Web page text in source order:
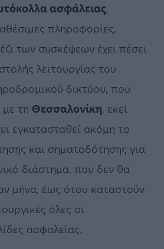
ασφάλειας.
πληροφορίες,
των συσκέψεων έχει πέσει
λειτουργίας του
δικτύου, που
τη Θεσσαλονίκη, εκεί
εγκατασταθεί ακόμη το
και σηματοδότησης για
διάστημα, που δεν θα
μήνα, έως ότου καταστούν
όλες οι
ασφαλείας.